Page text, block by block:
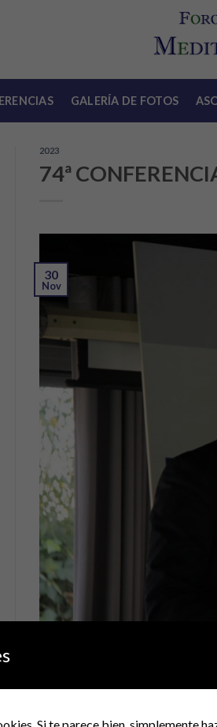
GALERÍA DE FOTOS
2023
74ª
30
Nov
Si te parece bien, simplemente